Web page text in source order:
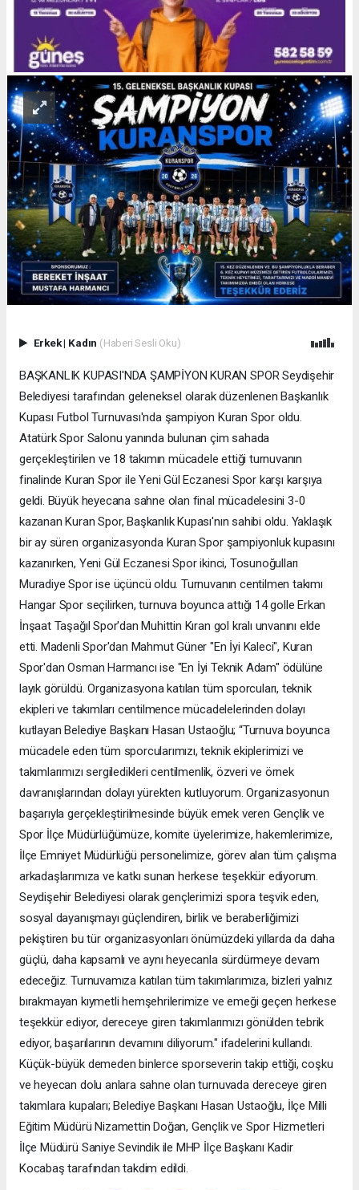
Erkek| Kadın (Haberi Sesli Oku)
BAŞKANLIK KUPASI'NDA ŞAMPİYON KURAN SPOR Seydişehir
Belediyesi tarafından geleneksel olarak düzenlenen Başkanlık
Kupası Futbol Turnuvası'nda şampiyon Kuran Spor oldu.
Atatürk Spor Salonu yanında bulunan çim sahada
gerçekleştirilen ve 18 takımın mücadele ettiği turnuvanın
finalinde Kuran Spor ile Yeni Gül Eczanesi Spor karşı karşıya
geldi. Büyük heyecana sahne olan final mücadelesini 3-0
kazanan Kuran Spor, Başkanlık Kupası'nın sahibi oldu. Yaklaşık
bir ay süren organizasyonda Kuran Spor şampiyonluk kupasını
kazanırken, Yeni Gül Eczanesi Spor ikinci, Tosunoğulları
Muradiye Spor ise üçüncü oldu. Turnuvanın centilmen takımı
Hangar Spor seçilirken, turnuva boyunca attığı 14 golle Erkan
İnşaat Taşağıl Spor'dan Muhittin Kıran gol kralı unvanını elde
etti. Madenli Spor'dan Mahmut Güner "En İyi Kaleci", Kuran
Spor'dan Osman Harmancı ise "En İyi Teknik Adam" ödülüne
layık görüldü. Organizasyona katılan tüm sporcuları, teknik
ekipleri ve takımları centilmence mücadelelerinden dolayı
kutlayan Belediye Başkanı Hasan Ustaoğlu; “Turnuva boyunca
mücadele eden tüm sporcularımızı, teknik ekiplerimizi ve
takımlarımızı sergiledikleri centilmenlik, özveri ve örnek
davranışlarından dolayı yürekten kutluyorum. Organizasyonun
başarıyla gerçekleştirilmesinde büyük emek veren Gençlik ve
Spor İlçe Müdürlüğümüze, komite üyelerimize, hakemlerimize,
İlçe Emniyet Müdürlüğü personelimize, görev alan tüm çalışma
arkadaşlarımıza ve katkı sunan herkese teşekkür ediyorum.
Seydişehir Belediyesi olarak gençlerimizi spora teşvik eden,
sosyal dayanışmayı güçlendiren, birlik ve beraberliğimizi
pekiştiren bu tür organizasyonları önümüzdeki yıllarda da daha
güçlü, daha kapsamlı ve aynı heyecanla sürdürmeye devam
edeceğiz. Turnuvamıza katılan tüm takımlarımıza, bizleri yalnız
bırakmayan kıymetli hemşehrilerimize ve emeği geçen herkese
teşekkür ediyor, dereceye giren takımlarımızı gönülden tebrik
ediyor, başarılarının devamını diliyorum." ifadelerini kullandı.
Küçük-büyük demeden binlerce sporseverin takip ettiği, coşku
ve heyecan dolu anlara sahne olan turnuvada dereceye giren
takımlara kupaları; Belediye Başkanı Hasan Ustaoğlu, İlçe Milli
Eğitim Müdürü Nizamettin Doğan, Gençlik ve Spor Hizmetleri
İlçe Müdürü Saniye Sevindik ile MHP İlçe Başkanı Kadir
Kocabaş tarafından takdim edildi.